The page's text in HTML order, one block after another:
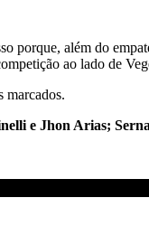
porque, além do
ao lado de
marcados.
e Jhon Arias;